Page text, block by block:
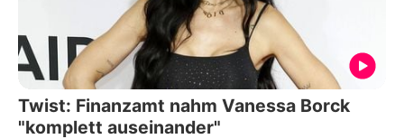
Twist: Finanzamt nahm Vanessa Borck
"komplett auseinander"